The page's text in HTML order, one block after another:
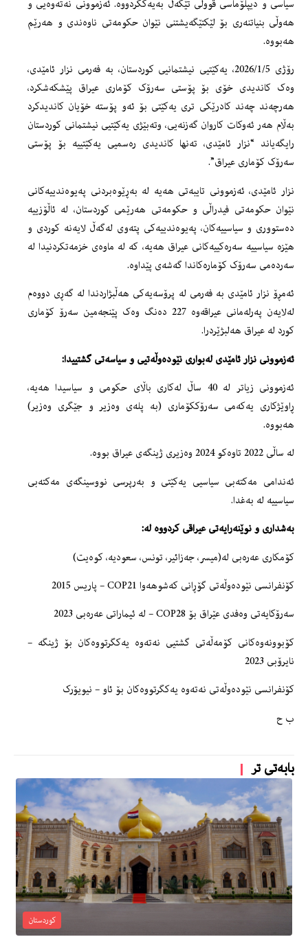
سیاسی و دیپلۆماسی قووڵی تێكەڵ بەیەككردووە. ئەزموونی نەتەوەیی و
هەوڵی بنیاتنەری بۆ لێكتێگەیشتنی نێوان حکومەتی ناوەندی و ھەرێم
هەبووە.
رۆژی 2026/1/5، یەکێتیی نیشتمانیی کوردستان، بە فەرمی نزار ئامێدی،
وەک کاندیدی خۆی بۆ پۆستی سەرۆک کۆماری عیراق پێشکەشکرد،
هەرچەند چەند کادرێکی تری یەکێتی بۆ ئەو پۆستە خۆیان کاندیدکرد
بەڵام هەر ئەوکات کاروان گەزنەیی، وتەبێژی یەکێتیی نیشتمانی کوردستان
رایگەیاند “نزار ئامێدی، تەنها کاندیدی رەسمیی یەکێتییە بۆ پۆستی
سەرۆک کۆماری عیراق”.
نزار ئامێدی، ئەزموونی تایبەتی ھەیە لە بەڕێوەبردنی پەیوەندییەکانی
نێوان حکومەتی فیدراڵی و حکومەتی ھەرێمی کوردستان، لە ئاڵۆزییە
دەستووری و سیاسییەکان، پەیوەندییەكی پتەوی لەگەڵ لایەنە کوردی و
ھێزە سیاسییە سەرەکییەکانی عیراق هەیە، کە لە ماوەی خزمەتکردنیدا لە
سەردەمی سەرۆک کۆمارەکاندا گەشەی پێداوە.
ئەمڕۆ نزار ئامێدی بە فەرمی لە پرۆسەیەکی هەڵبژاردندا لە گەڕی دووەم
لەلایەن پەرلەمانی عیراقەوە 227 دەنگ وەک پێنجەمین سەرۆ کۆماری
کورد لە عیراق هەلبژێردرا.
ئەزموونی نزار ئامێدی لەبواری نێودەوڵەتیی و سیاسەتی گشتییدا:
ئەزموونی زیاتر لە 40 ساڵ لەكاری باڵای حکومی و سیاسیدا هەیە،
ڕاوێژکاری یەکەمی سەرۆککۆماری (بە پلەی وەزیر و جێگری وەزیر)
هەبووە.
لە ساڵی 2022 تاوەکو 2024 وەزیری ژینگەی عیراق بووە.
ئەندامی مەکتەبی سیاسیی یەکێتی و بەرپرسی نووسینگەی مەکتەبی
سیاسییە لە بەغدا.
بەشداری و نوێنەرایەتی عیراقی کردووە لە:
كۆمكاری عەرەبی لە(میسر، جەزائیر، تونس، سعودیە، کوەیت)
کۆنفرانسی نێودەوڵەتی گۆڕانی کەشوھەوا COP21 – پاریس 2015
سەرۆکایەتی وەفدی عێراق بۆ COP28 – لە ئیماراتی عەرەبی 2023
کۆبوونەوەکانی كۆمەڵەتی گشتیی نەتەوە یەکگرتووەکان بۆ ژینگە –
نایرۆبی 2023
کۆنفرانسی نێودەوڵەتی نەتەوە یەکگرتووەکان بۆ ئاو – نیویۆرک
ب ح
بابەتی تر
کوردستان